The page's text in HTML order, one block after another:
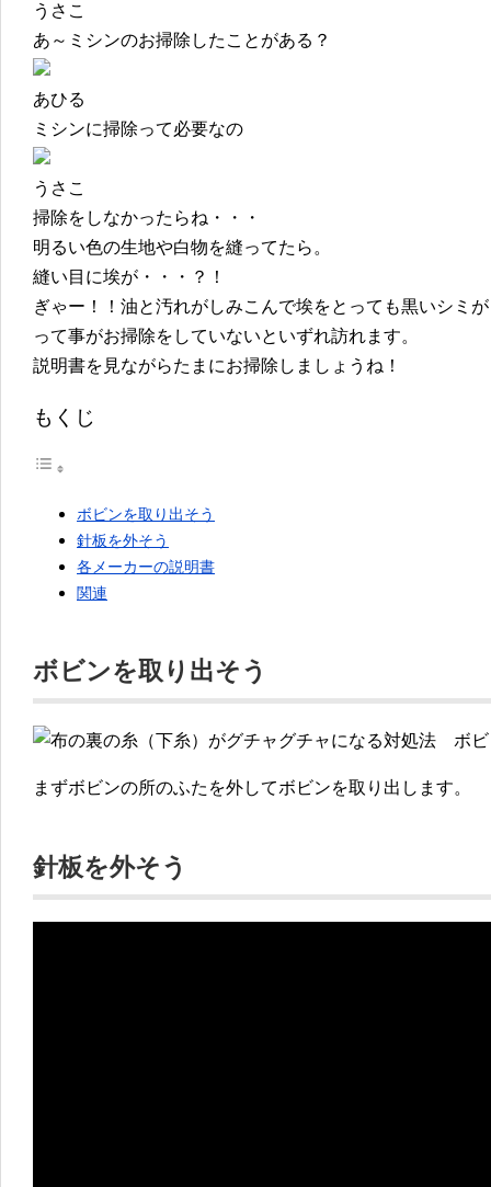
うさこ
あ～ミシンのお掃除したことがある？
あひる
ミシンに掃除って必要なの
うさこ
掃除をしなかったらね・・・
明るい色の生地や白物を縫ってたら。
縫い目に埃が・・・？！
ぎゃー！！油と汚れがしみこんで埃をとっても黒いシミ
って事がお掃除をしていないといずれ訪れます。
説明書を見ながらたまにお掃除しましょうね！
もくじ
ボビンを取り出そう
針板を外そう
各メーカーの説明書
関連
ボビンを取り出そう
まずボビンの所のふたを外してボビンを取り出します。
針板を外そう